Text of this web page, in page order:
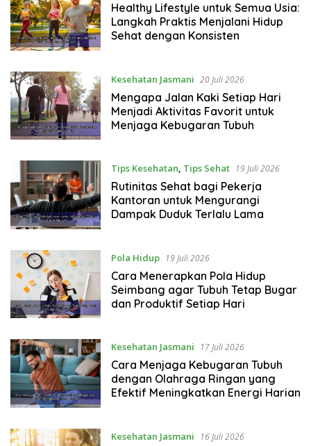
Healthy Lifestyle untuk Semua Usia:
Langkah Praktis Menjalani Hidup
Sehat dengan Konsisten
Kesehatan Jasmani 20 Juli 2026
Mengapa Jalan Kaki Setiap Hari
Menjadi Aktivitas Favorit untuk
Menjaga Kebugaran Tubuh
Tips Kesehatan, Tips Sehat 19 Juli 2026
Rutinitas Sehat bagi Pekerja
Kantoran untuk Mengurangi
Dampak Duduk Terlalu Lama
Pola Hidup 19 Juli 2026
Cara Menerapkan Pola Hidup
Seimbang agar Tubuh Tetap Bugar
dan Produktif Setiap Hari
Kesehatan Jasmani 17 Juli 2026
Cara Menjaga Kebugaran Tubuh
dengan Olahraga Ringan yang
Efektif Meningkatkan Energi Harian
Kesehatan Jasmani 16 Juli 2026